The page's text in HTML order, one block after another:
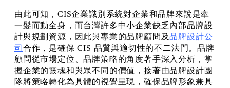
由此可知，CIS企業識別系統對企業和品牌來說是牽
一髮而動全身，而台灣許多中小企業缺乏內部品牌設
計與規劃資源，因此與專業的品牌顧問及品牌設計公
司 合作，是確保 CIS 品質與適切性的不二法門。品牌
顧問從市場定位、品牌策略的角度著手深入分析，掌
握企業的靈魂和與眾不同的價值，接著由品牌設計團
隊將策略轉化為具體的視覺呈現，確保品牌形象兼具